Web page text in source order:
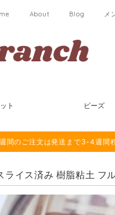
About Blog メ
ト ビーズ
間のご注文は発送まで3-4週間
イス済み 樹脂粘土 フ